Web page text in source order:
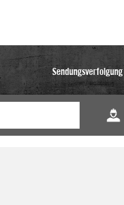
Sendungsverfolgung